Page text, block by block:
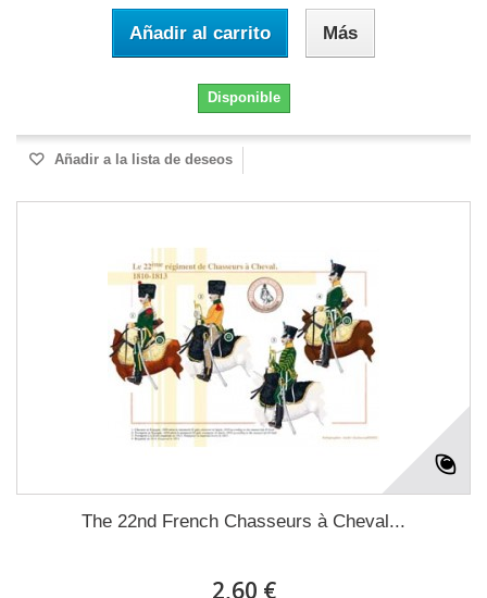
Añadir al carrito Más
Disponible
Añadir a la lista de deseos
The 22nd French Chasseurs à Cheval...
2,60 €